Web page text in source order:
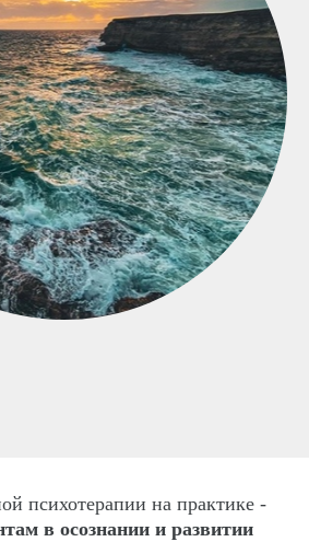
психотерапии на практике -
в осознании и развитии